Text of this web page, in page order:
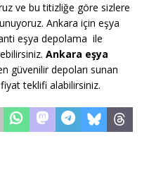
ve bu titizliğe göre sizlere
Ankara için eşya
eşya depolama ile
Ankara eşya
güvenilir depoları sunan
teklifi alabilirsiniz.